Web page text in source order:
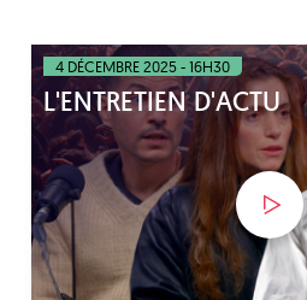
4 DÉCEMBRE 2025 - 16H30
L'ENTRETIEN D'ACTU